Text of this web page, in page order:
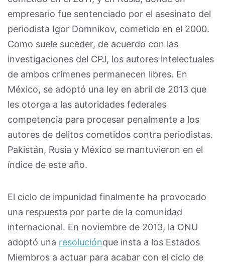
empresario fue sentenciado por el asesinato del
periodista Igor Domnikov, cometido en el 2000.
Como suele suceder, de acuerdo con las
investigaciones del CPJ, los autores intelectuales
de ambos crímenes permanecen libres. En
México, se adoptó una ley en abril de 2013 que
les otorga a las autoridades federales
competencia para procesar penalmente a los
autores de delitos cometidos contra periodistas.
Pakistán, Rusia y México se mantuvieron en el
índice de este año.
El ciclo de impunidad finalmente ha provocado
una respuesta por parte de la comunidad
internacional. En noviembre de 2013, la ONU
adoptó una resoluciónque insta a los Estados
Miembros a actuar para acabar con el ciclo de